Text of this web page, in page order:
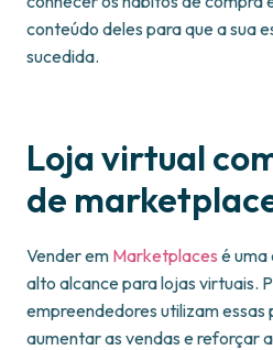
conteúdo deles para que a sua
sucedida.
Loja virtual
de
Vender em Marketplaces é
alto alcance para lojas virtuais.
empreendedores utilizam
aumentar as vendas e reforçar